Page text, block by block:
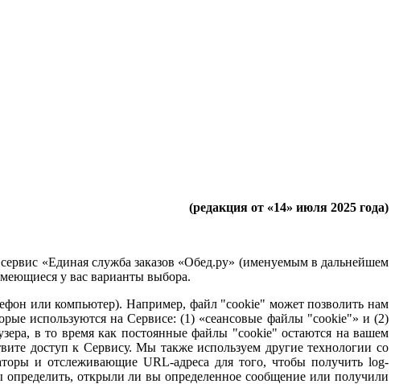
(редакция от «14» июля 2025 года)
«Единая служба заказов «Обед.ру» (именуемым в дальнейшем
у вас варианты выбора.
или компьютер). Например, файл "cookie" может позволить нам
используются на Сервисе: (1) «сеансовые файлы "cookie"» и (2)
в то время как постоянные файлы "cookie" остаются на вашем
доступ к Сервису. Мы также используем другие технологии со
и отслеживающие URL-адреса для того, чтобы получить log-
открыли ли вы определенное сообщение или получили